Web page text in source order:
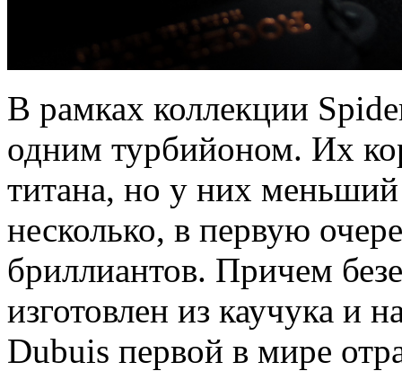
В рамках коллекции
одним турбийоном. Их
титана, но у них
несколько, в первую
бриллиантов. Причем
изготовлен из каучука и
Dubuis первой в мире